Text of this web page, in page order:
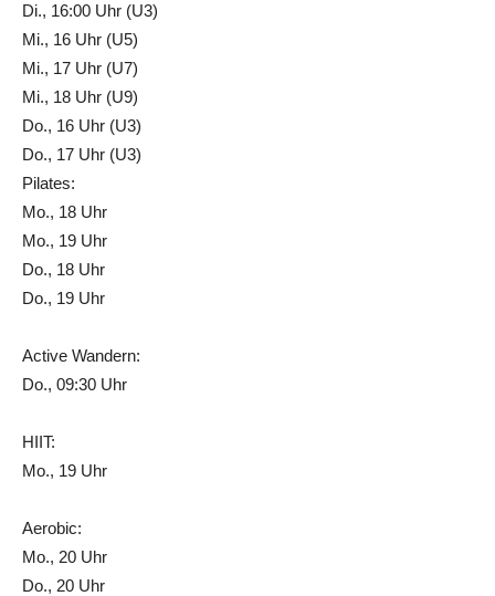
Di., 16:00 Uhr (U3)
Mi., 16 Uhr (U5)
Mi., 17 Uhr (U7)
Mi., 18 Uhr (U9)
Do., 16 Uhr (U3)
Do., 17 Uhr (U3)
Pilates:
Mo., 18 Uhr
Mo., 19 Uhr
Do., 18 Uhr
Do., 19 Uhr
Active Wandern:
Do., 09:30 Uhr
HIIT:
Mo., 19 Uhr
Aerobic:
Mo., 20 Uhr
Do., 20 Uhr